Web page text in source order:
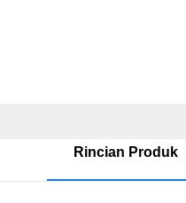
Rincian Produk